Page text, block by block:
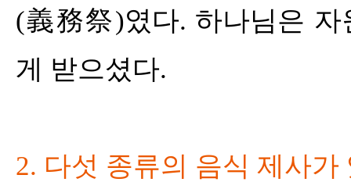
(義務祭)였다. 하나님은
게 받으셨다.
2. 다섯 종류의 음식 제사가